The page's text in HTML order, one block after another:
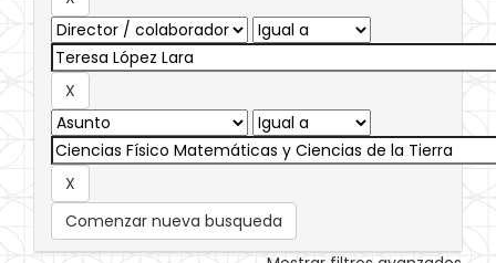
Comenzar nueva busqueda